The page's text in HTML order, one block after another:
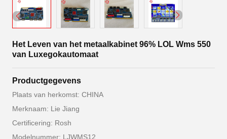
Het Leven van het metaalkabinet 96% LOL Wms 550
van Luxegokautomaat
Productgegevens
Plaats van herkomst: CHINA
Merknaam: Lie Jiang
Certificering: Rosh
Modelnummer: LJWMS12